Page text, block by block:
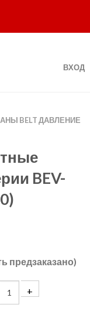
ВХОД
BELT ДАВЛЕНИЕ
BEV-
предзаказано)